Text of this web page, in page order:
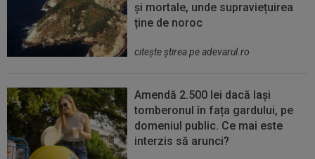
și mortale, unde supraviețuirea
ține de noroc
citeşte ştirea pe adevarul.ro
Amendă 2.500 lei dacă lași
tomberonul în fața gardului, pe
domeniul public. Ce mai este
interzis să arunci?